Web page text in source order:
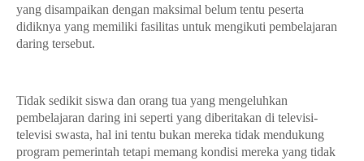
yang disampaikan dengan maksimal belum tentu peserta
didiknya yang memiliki fasilitas untuk mengikuti pembelajaran
daring tersebut.
Tidak sedikit siswa dan orang tua yang mengeluhkan
pembelajaran daring ini seperti yang diberitakan di televisi-
televisi swasta, hal ini tentu bukan mereka tidak mendukung
program pemerintah tetapi memang kondisi mereka yang tidak